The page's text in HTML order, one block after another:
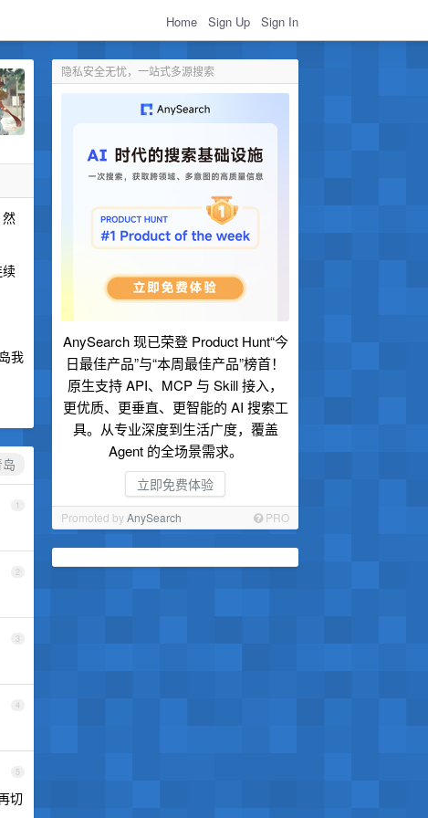
Home Sign Up Sign In
隐私安全无忧，一站式多源搜索
AnySearch 现已荣登 Product Hunt“今
日最佳产品”与“本周最佳产品”榜首！
原生支持 API、MCP 与 Skill 接入，
更优质、更垂直、更智能的 AI 搜索工
具。从专业深度到生活广度，覆盖
Agent 的全场景需求。
立即免费体验
Promoted byAnySearch PRO
我
1
2
3
4
5
切